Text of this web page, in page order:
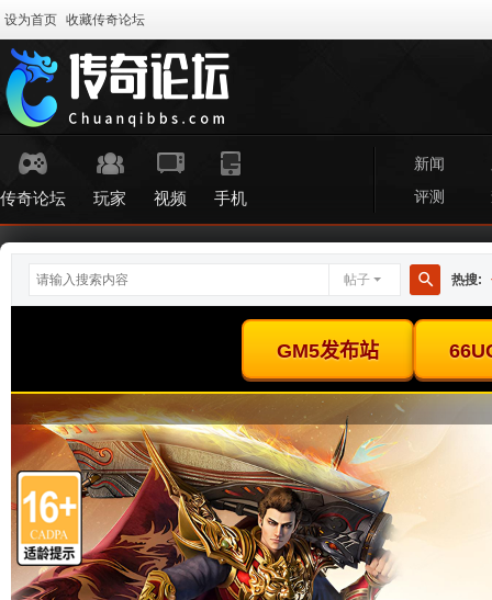
设为首页 收藏传奇论坛
传奇论坛 玩家 视频 手机
新闻
评测
帖子
搜
热搜: